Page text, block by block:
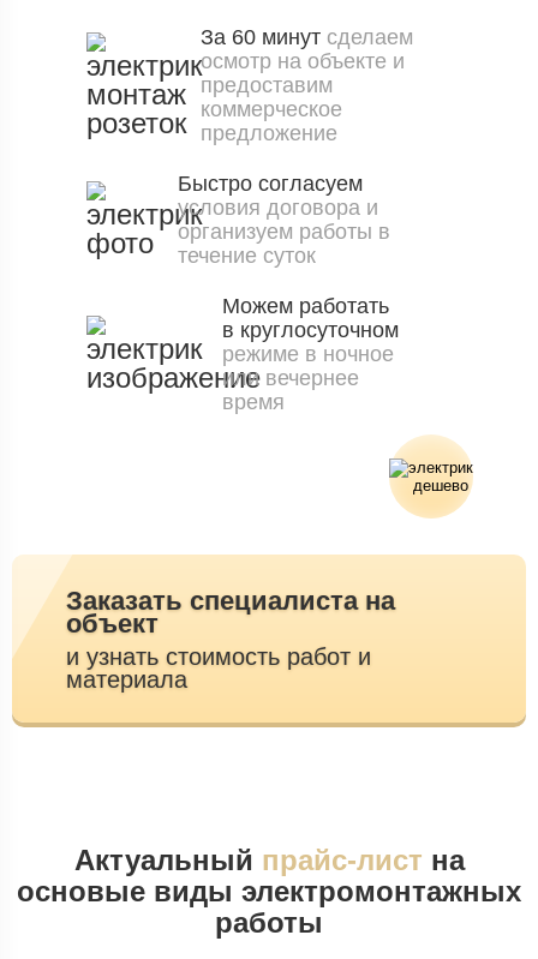
За 60 минут сделаем
осмотр на объекте и
предоставим
коммерческое
предложение
Быстро согласуем
условия договора и
организуем работы в
течение суток
Можем работать
в круглосуточном
режиме в ночное
или вечернее
время
Заказать специалиста на
объект
и узнать стоимость работ и
материала
Актуальный прайс-лист на
основые виды электромонтажных
работы